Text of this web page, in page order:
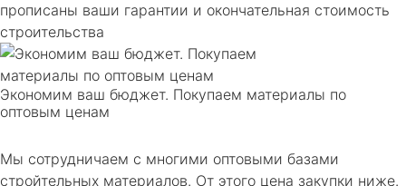
прописаны ваши гарантии и окончательная стоимость
строительства
Экономим ваш бюджет. Покупаем материалы по
оптовым ценам
Мы сотрудничаем с многими оптовыми базами
стройтельных материалов. От этого цена закупки ниже.